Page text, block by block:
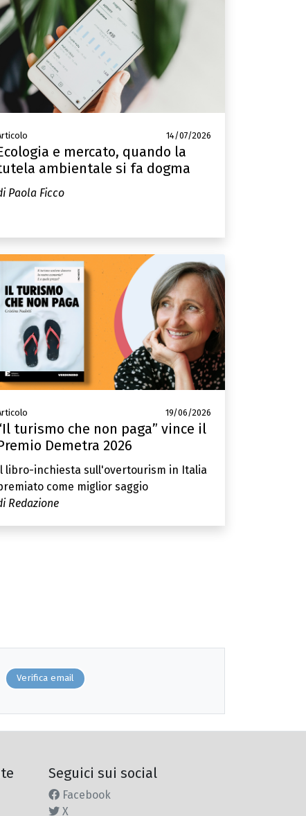
14/07/2026
e mercato, quando la
ambientale si fa dogma
Paola Ficco
19/06/2026
turismo che non paga” vince il
Demetra 2026
Il libro-inchiesta sull'overtourism in Italia
come miglior saggio
Redazione
Verifica email
Seguici sui social
Facebook
X